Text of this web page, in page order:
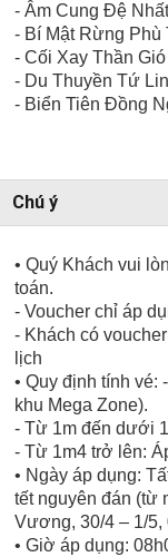
- Âm Cung Đệ
- Bí Mật Rừng Phù
- Cối Xay Thần Gió
- Du Thuyền Tứ
- Biển Tiên Đồng
Chú ý
• Quý Khách vui
toán.
- Voucher chỉ áp
- Khách có
lịch
• Quy định tính
khu Mega Zone).
- Từ 1m đến dưới
- Từ 1m4 trở lên:
• Ngày áp dụng:
tết nguyên đán (từ
Vương, 30/4 – 1/5,
• Giờ áp dụng: